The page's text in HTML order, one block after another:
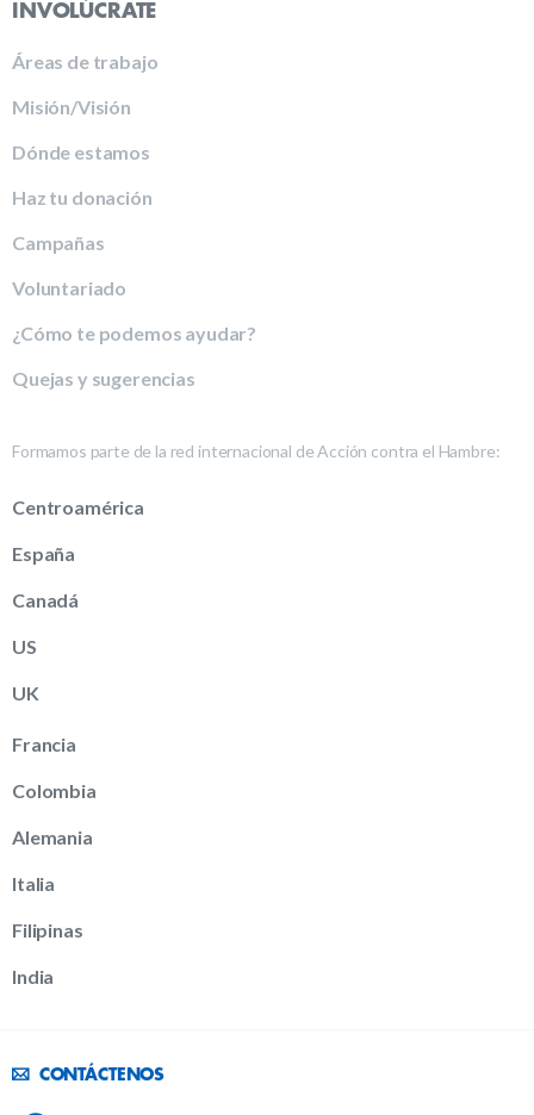
INVOLÚCRATE
Áreas de trabajo
Misión/Visión
Dónde estamos
Haz tu donación
Campañas
Voluntariado
¿Cómo te podemos ayudar?
Quejas y sugerencias
Formamos parte de la red internacional de Acción contra el Hambre:
Centroamérica
España
Canadá
US
UK
Francia
Colombia
Alemania
Italia
Filipinas
India
CONTÁCTENOS